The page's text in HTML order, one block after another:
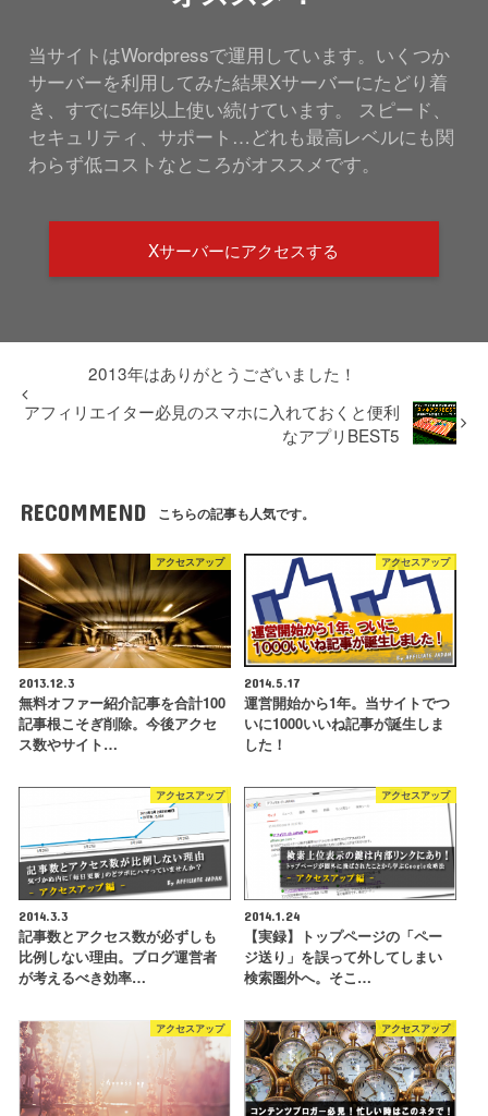
当サイトはWordpressで運用しています。いくつか
サーバーを利用してみた結果Xサーバーにたどり着
き、すでに5年以上使い続けています。 スピード、
セキュリティ、サポート…どれも最高レベルにも関
わらず低コストなところがオススメです。
Xサーバーにアクセスする
2013年はありがとうございました！
アフィリエイター必見のスマホに入れておくと便利
なアプリBEST5
RECOMMEND こちらの記事も人気です。
アクセスアップ
2013.12.3
無料オファー紹介記事を合計100
記事根こそぎ削除。今後アクセ
ス数やサイト…
アクセスアップ
2014.5.17
運営開始から1年。当サイトでつ
いに1000いいね記事が誕生しま
した！
アクセスアップ
2014.3.3
記事数とアクセス数が必ずしも
比例しない理由。ブログ運営者
が考えるべき効率…
アクセスアップ
2014.1.24
【実録】トップページの「ペー
ジ送り」を誤って外してしまい
検索圏外へ。そこ…
アクセスアップ アクセスアップ